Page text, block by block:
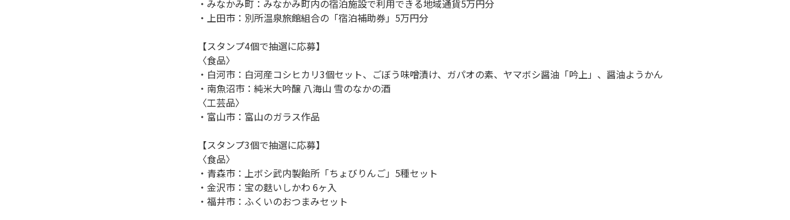
・みなかみ町：みなかみ町内の宿泊施設で利用できる地域通貨5万円分
・上田市：別所温泉旅館組合の「宿泊補助券」5万円分
【スタンプ4個で抽選に応募】
〈食品〉
・白河市：白河産コシヒカリ3個セット、ごぼう味噌漬け、ガパオの素、ヤマボシ醤油「吟上」、醤油ようかん
・南魚沼市：純米大吟醸 八海山 雪のなかの酒
〈工芸品〉
・富山市：富山のガラス作品
【スタンプ3個で抽選に応募】
〈食品〉
・青森市：上ボシ武内製飴所「ちょびりんご」5種セット
・金沢市：宝の麩いしかわ 6ヶ入
・福井市：ふくいのおつまみセット